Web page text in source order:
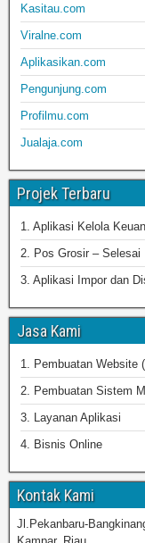
Kasitau.com
Viralne.com
Aplikasikan.com
Pengunjung.com
Profilmu.com
Jualaja.com
Projek Terbaru
1. Aplikasi Kelola
2. Pos Grosir – Selesai
3. Aplikasi Impor dan
Jasa Kami
1. Pembuatan Website
2. Pembuatan Sistem
3. Layanan Aplikasi
4. Bisnis Online
Kontak Kami
Jl.Pekanbaru-